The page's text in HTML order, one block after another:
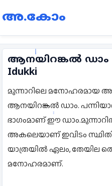
അ.കോം
ആനയിറങ്കൽ ഡാം |
Idukki
മുന്നാറിലെ മനോഹരമായ
ആനയിറങ്കൽ ഡാം.
ഭാഗംമാണ് ഈ
അകലെയാണ് ഇവിടം
യാത്രയിൽ ഏലം, തേയില
മനോഹരമാണ്.